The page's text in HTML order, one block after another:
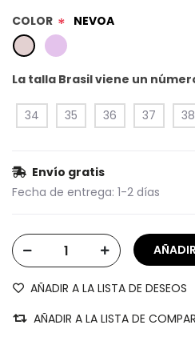
COLOR * NEVOA
La talla Brasil viene un
34 35 36 37 38
Envío gratis
Fecha de entrega: 1-2 días
AÑADIR A LA LISTA DE DESEOS
AÑADIR A LA LISTA DE